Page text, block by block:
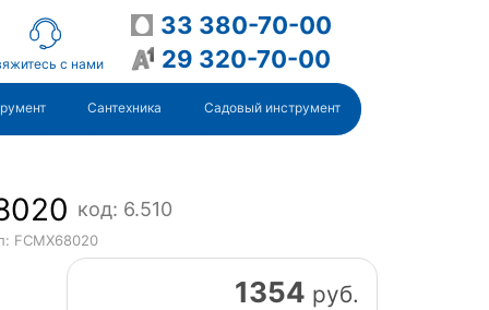
с нами
33 380-70-00
29 320-70-00
Сантехника Садовый инструмент
код: 6.510
FCMX68020
1354 руб.